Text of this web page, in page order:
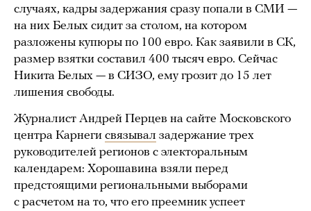
случаях, кадры задержания сразу попали в СМИ —
на них Белых сидит за столом, на котором
разложены купюры по 100 евро. Как заявили в СК,
размер взятки составил 400 тысяч евро. Сейчас
Никита Белых — в СИЗО, ему грозит до 15 лет
лишения свободы.
Журналист Андрей Перцев на сайте Московского
центра Карнеги связывал задержание трех
руководителей регионов с электоральным
календарем: Хорошавина взяли перед
предстоящими региональными выборами
с расчетом на то, что его преемник успеет